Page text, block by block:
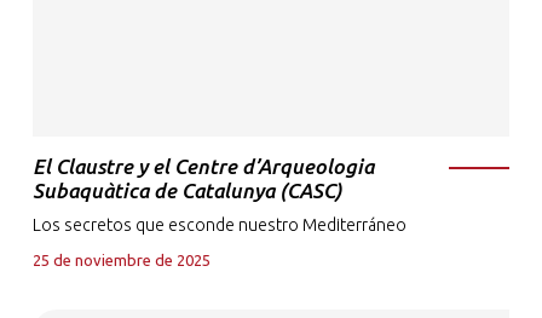
El Claustre y el Centre d’Arqueologia
Subaquàtica de Catalunya (CASC)
Los secretos que esconde nuestro Mediterráneo
25 de noviembre de 2025